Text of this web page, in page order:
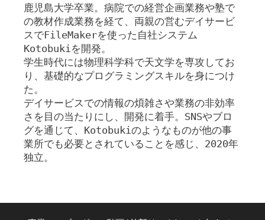
鹿児島大学卒業。病院での経営企画業務や塾で
の教材作成業務を経て、両親の営むデイサービ
スでFileMakerを使った自社システム
Kotobukiを開発。
学生時代には物理科学科で天文学を専攻してお
り、基礎的なプログラミングスキルを身につけ
た。
デイサービスでの情報の煩雑さや業務の非効率
さを目の当たりにし、開発に着手。SNSやブロ
グを通じて、Kotobukiのようなものが他の事
業所でも必要とされていることを感じ、2020年
独立。